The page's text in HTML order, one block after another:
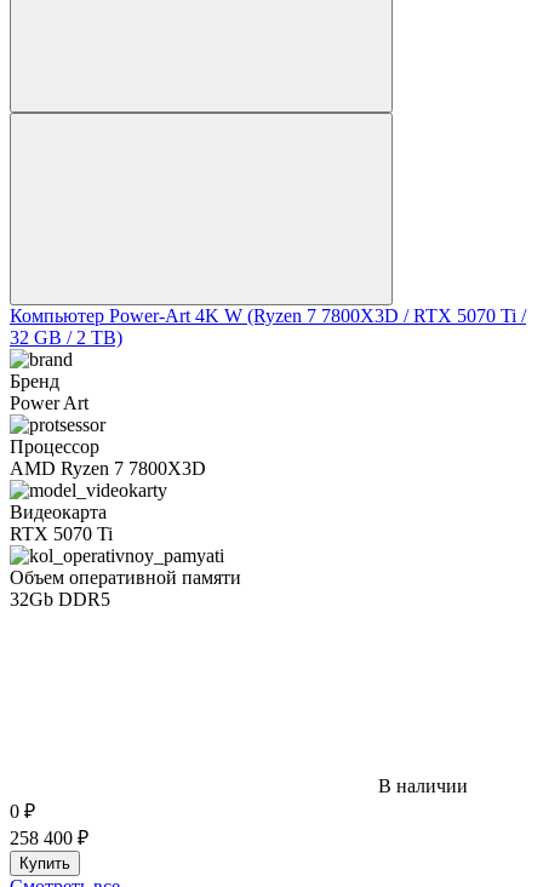
Компьютер Power-Art 4K W (Ryzen 7 7800X3D / RTX 5070 Ti /
32 GB / 2 TB)
Бренд
Power Art
Процессор
AMD Ryzen 7 7800X3D
Видеокарта
RTX 5070 Ti
Объем оперативной памяти
32Gb DDR5
В наличии
0 ₽
258 400 ₽
Купить